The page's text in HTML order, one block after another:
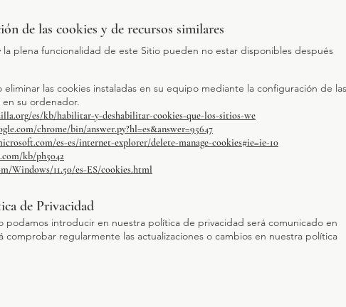
de las cookies y de recursos similares
plena funcionalidad de este Sitio pueden no estar disponibles después
las cookies instaladas en su equipo mediante la configuración de las
su ordenador.
es/kb/habilitar-y-deshabilitar-cookies-que-los-sitios-we
chrome/bin/answer.py?hl=es&answer=95647
es-es/internet-explorer/delete-manage-cookies#ie=ie-10
kb/ph5042
Windows/11.50/es-ES/cookies.html
de Privacidad
introducir en nuestra política de privacidad será comunicado en
regularmente las actualizaciones o cambios en nuestra política